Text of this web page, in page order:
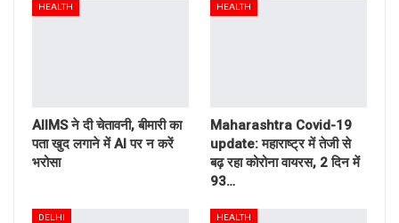
HEALTH
AIIMS ने दी चेतावनी, बीमारी का
पता खुद लगाने में AI पर न करें
भरोसा
HEALTH
Maharashtra Covid-19
update: महाराष्ट्र में तेजी से
बढ़ रहा कोरोना वायरस, 2 दिन में
93…
DELHI HEALTH